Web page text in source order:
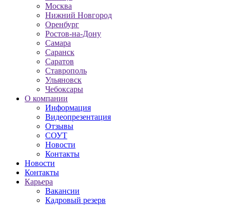
Москва
Нижний Новгород
Оренбург
Ростов-на-Дону
Самара
Саранск
Саратов
Ставрополь
Ульяновск
Чебоксары
О компании
Информация
Видеопрезентация
Отзывы
СОУТ
Новости
Контакты
Новости
Контакты
Карьера
Вакансии
Кадровый резерв